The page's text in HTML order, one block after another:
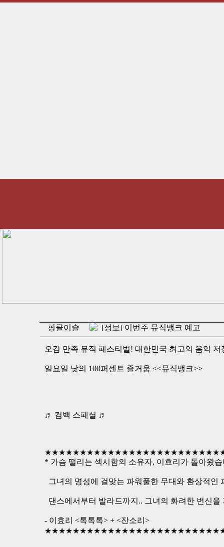
핑클이슬 [정보] 이번주 뮤직뱅크 예고
오감 만족 뮤직 페스티벌! 대한민국 최고의 음악 저
일요일 낮의 100퍼센트 즐거움 <<뮤직뱅크>>
♬ 컴백 스페셜 ♬
* 가슴 떨리는 섹시함의 소유자, 이효리가 돌아왔
그녀의 명성에 걸맞는 파워풀한 무대와 환상적인
댄스에서부터 발라드까지.. 그녀의 화려한 변신을
- 이효리 <톡톡톡> + <잔소리>